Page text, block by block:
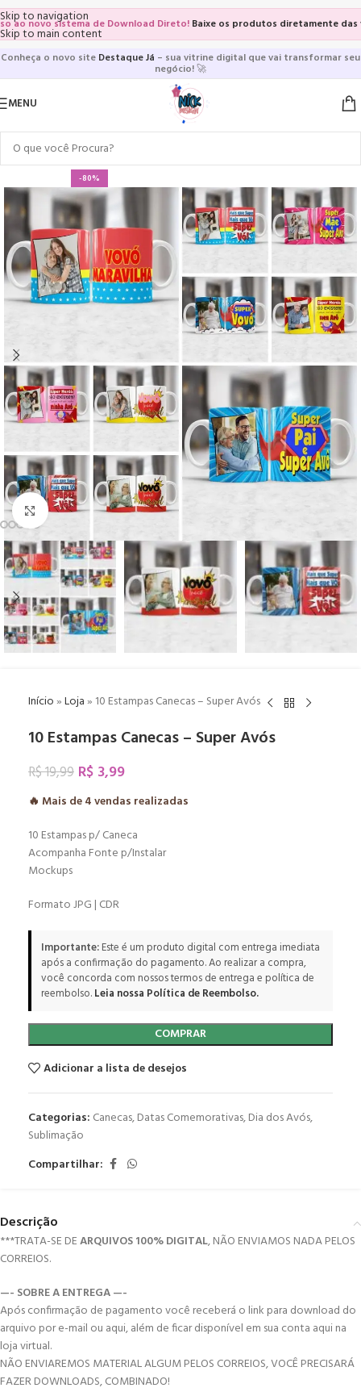
Skip to navigation
Skip to main content
novo sistema de Download Direto!Baixe os produtos diretamente das
Conheça o novo site Destaque Já – sua vitrine digital que vai transformar seu
negócio!🚀
MENU
-80%
Click to enlarge
Início»Loja» 10 Estampas Canecas – Super Avós
10 Estampas Canecas – Super Avós
R$19,99 R$ 3,99
🔥 Mais de4vendas realizadas
10 Estampas p/ Caneca
Acompanha Fonte p/Instalar
Mockups
Formato JPG | CDR
Importante:Este é um produto digital com entrega imediata
após a confirmação do pagamento. Ao realizar a compra,
você concorda com nossos termos de entrega e política de
reembolso.Leia nossa Política de Reembolso.
COMPRAR
Adicionar a lista de desejos
Categorias: Canecas,Datas Comemorativas,Dia dos Avós,
Sublimação
Compartilhar:
Descrição
***TRATA-SE DEARQUIVOS 100% DIGITAL, NÃO ENVIAMOS NADA PELOS
CORREIOS.
—- SOBRE A ENTREGA —-
Após confirmação de pagamento você receberá o link para download do
arquivo por e-mail ou aqui, além de ficar disponível em sua conta aqui na
loja virtual.
NÃO ENVIAREMOS MATERIAL ALGUM PELOS CORREIOS, VOCÊ PRECISARÁ
FAZER DOWNLOADS, COMBINADO!